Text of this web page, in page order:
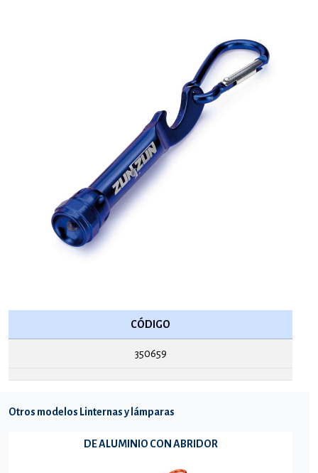
CÓDIGO
350659
Otros modelos Linternas y lámparas
DE ALUMINIO CON ABRIDOR